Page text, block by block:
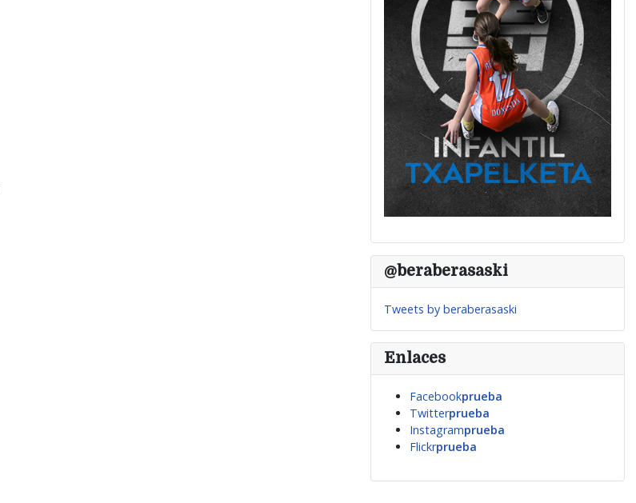
@beraberasaski
Tweets by beraberasaski
Enlaces
Facebookprueba
Twitterprueba
Instagramprueba
Flickrprueba